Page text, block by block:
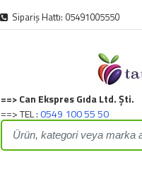
Sipariş Hattı: 05491005550
Can Ekspres Gıda Ltd. Şti.
TEL :0549 100 55 50